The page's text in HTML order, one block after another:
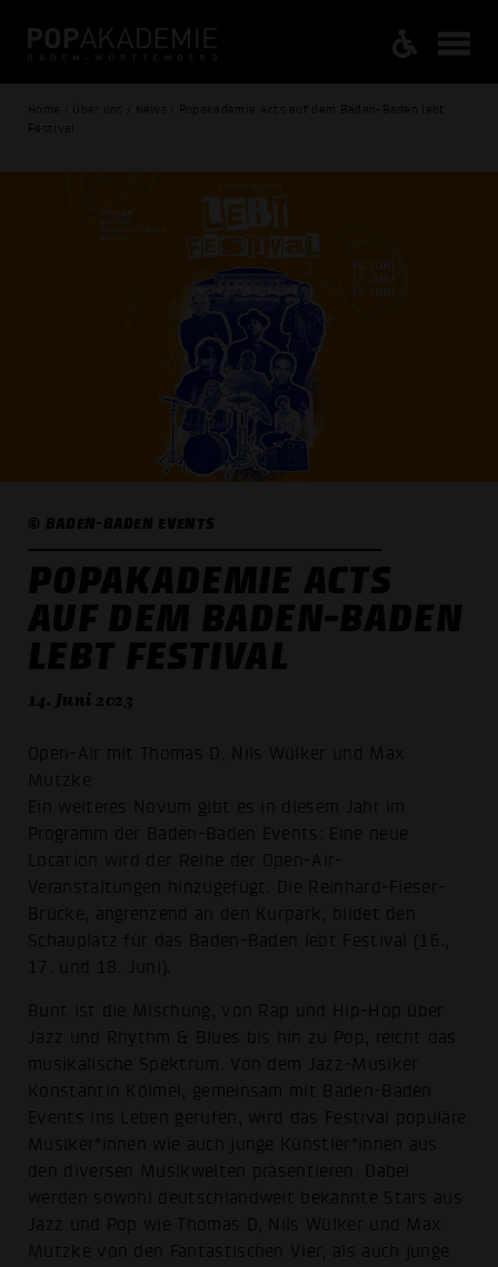
Home / Über uns / News / Popakademie Acts auf dem Baden-Baden lebt
Festival
© BADEN-BADEN EVENTS
POPAKADEMIE ACTS
AUF DEM BADEN-BADEN
LEBT FESTIVAL
14. Juni 2023
Open-Air mit Thomas D, Nils Wülker und Max
Mutzke
Ein weiteres Novum gibt es in diesem Jahr im
Programm der Baden-Baden Events: Eine neue
Location wird der Reihe der Open-Air-
Veranstaltungen hinzugefügt. Die Reinhard-Fieser-
Brücke, angrenzend an den Kurpark, bildet den
Schauplatz für das Baden-Baden lebt Festival (16.,
17. und 18. Juni).
Bunt ist die Mischung, von Rap und Hip-Hop über
Jazz und Rhythm & Blues bis hin zu Pop, reicht das
musikalische Spektrum. Von dem Jazz-Musiker
Konstantin Kölmel, gemeinsam mit Baden-Baden
Events ins Leben gerufen, wird das Festival populäre
Musiker*innen wie auch junge Künstler*innen aus
den diversen Musikwelten präsentieren. Dabei
werden sowohl deutschlandweit bekannte Stars aus
Jazz und Pop wie Thomas D, Nils Wülker und Max
Mutzke von den Fantastischen Vier, als auch junge